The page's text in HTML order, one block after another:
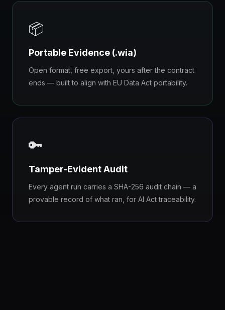
📦
Portable Evidence (.wia)
Open format, free export, yours after the contract
ends — built to align with EU Data Act portability.
🔑
Tamper-Evident Audit
Every agent run carries a SHA-256 audit chain — a
provable record of what ran, for AI Act traceability.